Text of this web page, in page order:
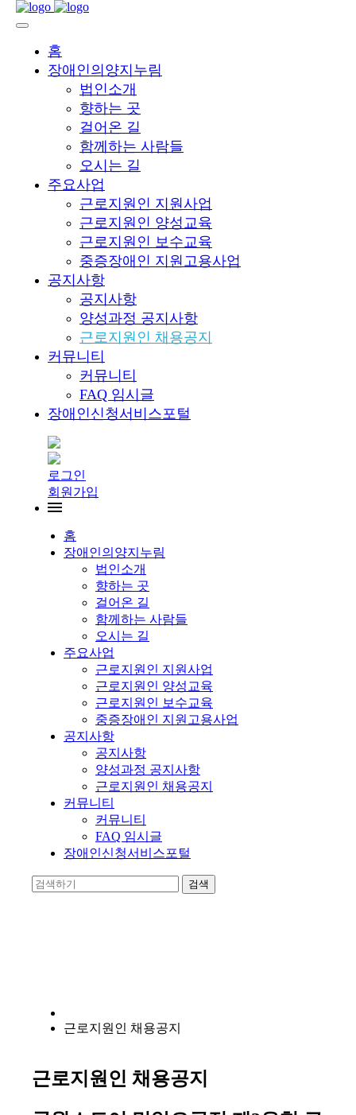
홈
장애인의양지누림
법인소개
향하는 곳
걸어온 길
함께하는 사람들
오시는 길
주요사업
근로지원인 지원사업
근로지원인 양성교육
근로지원인 보수교육
중증장애인 지원고용사업
공지사항
공지사항
양성과정 공지사항
근로지원인 채용공지
커뮤니티
커뮤니티
FAQ 임시글
장애인신청서비스포털
로그인
회원가입
홈
장애인의양지누림
법인소개
향하는 곳
걸어온 길
함께하는 사람들
오시는 길
주요사업
근로지원인 지원사업
근로지원인 양성교육
근로지원인 보수교육
중증장애인 지원고용사업
공지사항
공지사항
양성과정 공지사항
근로지원인 채용공지
커뮤니티
커뮤니티
FAQ 임시글
장애인신청서비스포털
근로지원인 채용공지
근로지원인 채용공지